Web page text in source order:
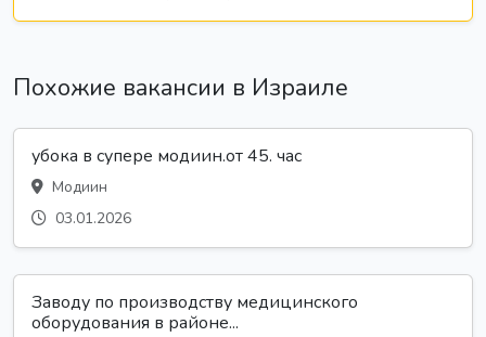
Похожие вакансии в Израиле
убока в супере модиин.от 45. час
Модиин
03.01.2026
Заводу по производству медицинского
оборудования в районе...